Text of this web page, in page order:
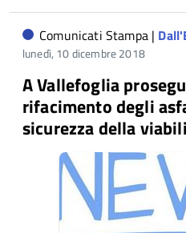
Comunicati Stampa |
lunedì, 10 dicembre 2018
A Vallefoglia
rifacimento degli
sicurezza della